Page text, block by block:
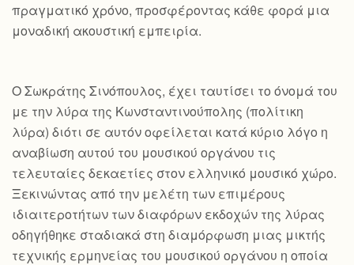
πραγματικό χρόνο, προσφέροντας κάθε φορά μια
μοναδική ακουστική εμπειρία.
Ο Σωκράτης Σινόπουλος, έχει ταυτίσει το όνομά του
με την λύρα της Κωνσταντινούπολης (πολίτικη
λύρα) διότι σε αυτόν οφείλεται κατά κύριο λόγο η
αναβίωση αυτού του μουσικού οργάνου τις
τελευταίες δεκαετίες στον ελληνικό μουσικό χώρο.
Ξεκινώντας από την μελέτη των επιμέρους
ιδιαιτεροτήτων των διαφόρων εκδοχών της λύρας
οδηγήθηκε σταδιακά στη διαμόρφωση μιας μικτής
τεχνικής ερμηνείας του μουσικού οργάνου η οποία